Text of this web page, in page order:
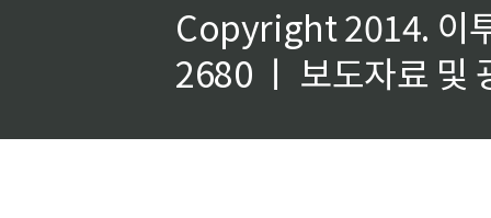
Copyright 2014. 이
2680 ㅣ 보도자료